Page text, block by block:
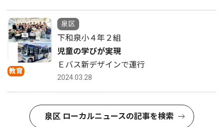
教育
泉区
下和泉小４年２組
児童の学びが実現
Ｅバス新デザインで運行
2024.03.28
泉区 ローカルニュースの記事を検索